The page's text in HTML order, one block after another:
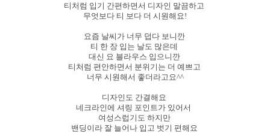
티처럼 입기 간편하면서 디자인 말끔하고
무엇보다 티 보다 더 시원해요!
요즘 날씨가 너무 덥다 보니깐
티 한 장 입는 날도 많은데
대신 요 블라우스 입으니깐
티처럼 편안하면서 분위기는 더 예쁘고
너무 시원해서 좋더라고요^^
디자인도 간결해요
네크라인에 셔링 포인트가 있어서
여성스럽기도 하지만
밴딩이라 잘 늘어나 입고 벗기 편해요